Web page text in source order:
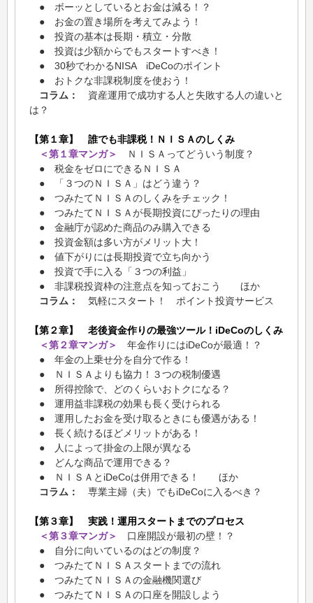
● ボーッとしているとお金は減る！？
● お金の置き場所を考えてみよう！
● 投資の基本は長期・積立・分散
● 投資は少額からでもスタートすべき！
● 30秒でわかるNISA iDeCoのポイント
● おトクな非課税制度を使おう！
コラム：
資産運用で成功する人と失敗する人の違いと
は？
【第１章】 誰でも非課税！ＮＩＳＡのしくみ
＜第１章マンガ＞
ＮＩＳＡってどういう制度？
● 税金をゼロにできるＮＩＳＡ
● 「３つのＮＩＳＡ」はどう違う？
● つみたてＮＩＳＡのしくみをチェック！
● つみたてＮＩＳＡが長期投資にぴったりの理由
● 金融庁が認めた商品のみ購入できる
● 投資金額は多い方がメリット大！
● 値下がりには長期投資で立ち向かう
● 投資で手に入る「３つの利益」
● 非課税投資枠の注意点を知っておこう ほか
コラム：
気軽にスタート！ ポイント投資サービス
【第２章】 老後資金作りの最強ツール！iDeCoのしくみ
＜第２章マンガ＞
年金作りにはiDeCoが最適！？
● 年金の上乗せ分を自分で作る！
● ＮＩＳＡよりも協力！３つの税制優遇
● 所得控除で、どのくらいおトクになる？
● 運用益非課税の効果も長く受けられる
● 運用したお金を受け取るときにも優遇がある！
● 長く続けるほどメリットがある！
● 人によって掛金の上限が異なる
● どんな商品で運用できる？
● ＮＩＳＡとiDeCoは併用できる！ ほか
コラム：
専業主婦（夫）でもiDeCoに入るべき？
【第３章】 実践！運用スタートまでのプロセス
＜第３章マンガ＞
口座開設が最初の壁！？
● 自分に向いているのはどの制度？
● つみたてＮＩＳＡスタートまでの流れ
● つみたてＮＩＳＡの金融機関選び
● つみたてＮＩＳＡの口座を開設しよう